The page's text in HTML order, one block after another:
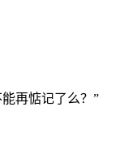
再惦记了么？”